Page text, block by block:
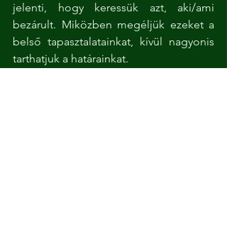
jelenti, hogy keressük azt, aki/ami
bezárult. Miközben megéljük ezeket a
belső tapasztalatainkat, kívül nagyonis
tarthatjuk a határainkat.